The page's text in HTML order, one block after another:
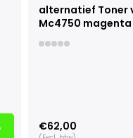
alternatief Toner
Mc4750 magenta
€62,00